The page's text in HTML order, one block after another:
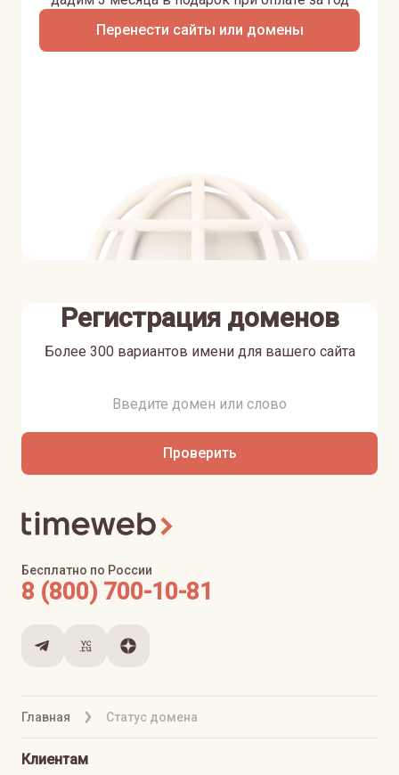
Перенести сайты или домены
Регистрация доменов
Более 300 вариантов имени для вашего сайта
Проверить
Главная Статус домена
Бесплатно по России
8 (800) 700-10-81
Клиентам